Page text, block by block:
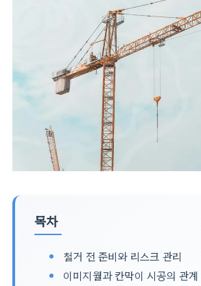
목차
철거 전 준비와 리스크 관리
이미지월과 칸막이 시공의 관계